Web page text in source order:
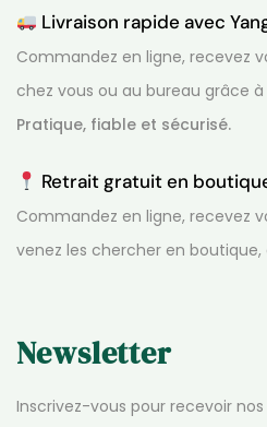
Livraison rapide avec
Commandez en ligne, recevez
chez vous ou au bureau grâce
Pratique, fiable et sécurisé.
Retrait gratuit en
Commandez en ligne, recevez
venez les chercher en
Newsletter
Inscrivez-vous pour recevoir